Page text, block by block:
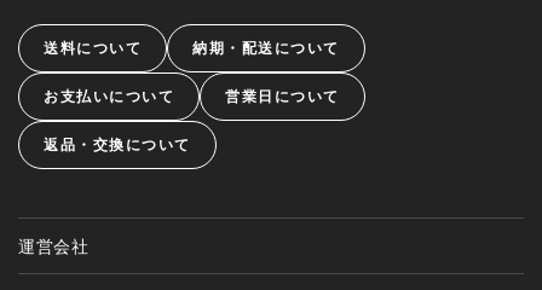
送料について 納期・配送について
お支払いについて 営業日について
返品・交換について
運営会社